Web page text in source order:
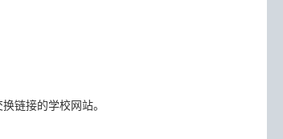
链接的学校网站。